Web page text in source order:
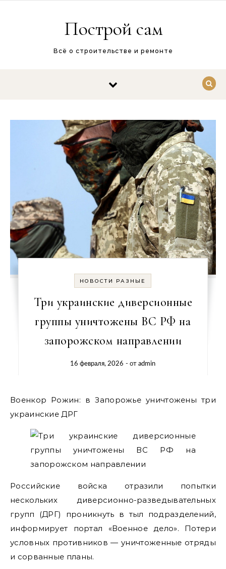
Построй сам
Всё о строительстве и ремонте
НОВОСТИ РАЗНЫЕ
Три украинские диверсионные
группы уничтожены ВС РФ на
запорожском направлении
16 февраля, 2026 - отadmin
Военкор Рожин: в Запорожье уничтожены три
украинские ДРГ
Российские войска отразили попытки
нескольких диверсионно-разведывательных
групп (ДРГ) проникнуть в тыл подразделений,
информирует портал «Военное дело». Потери
условных противников — уничтоженные отряды
и сорванные планы.